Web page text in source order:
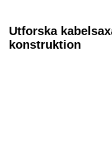
Utforska
konstruktion